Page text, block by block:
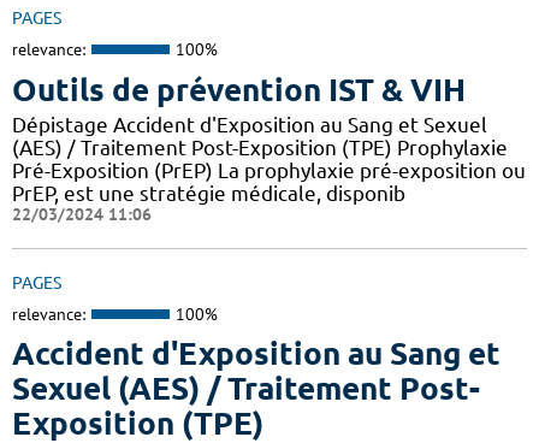
PAGES
relevance: 100%
Outils de prévention IST & VIH
Dépistage Accident d'Exposition au Sang et Sexuel
(AES) / Traitement Post-Exposition (TPE) Prophylaxie
Pré-Exposition (PrEP) La prophylaxie pré-exposition ou
PrEP, est une stratégie médicale, disponib
22/03/2024 11:06
PAGES
relevance: 100%
Accident d'Exposition au Sang et
Sexuel (AES) / Traitement Post-
Exposition (TPE)